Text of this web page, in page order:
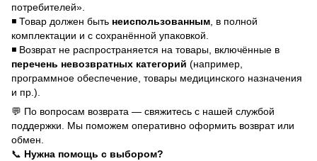
потребителей».
◾ Товар должен быть неиспользованным , в полной
комплектации и с сохранённой упаковкой.
◾ Возврат не распространяется на товары, включённые в
перечень невозвратных категорий (например,
программное обеспечение, товары медицинского назначения
и пр.).
💬 По вопросам возврата — свяжитесь с нашей службой
поддержки. Мы поможем оперативно оформить возврат или
обмен.
📞 Нужна помощь с выбором?